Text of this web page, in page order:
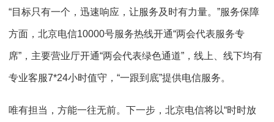
“目标只有一个，迅速响应，让服务及时有力量。”服务保障
方面，北京电信10000号服务热线开通“两会代表服务专
席”，主要营业厅开通“两会代表绿色通道”，线上、线下均有
专业客服7*24小时值守，“一跟到底”提供电信服务。
唯有担当，方能一往无前。下一步，北京电信将以“时时放